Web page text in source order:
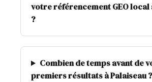
votre référencement GEO local
?
Combien de temps avant de
premiers résultats à Palaiseau ?